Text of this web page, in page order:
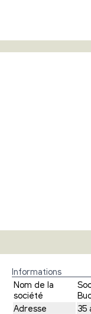
Informations
Nom de la
société
Adresse
35